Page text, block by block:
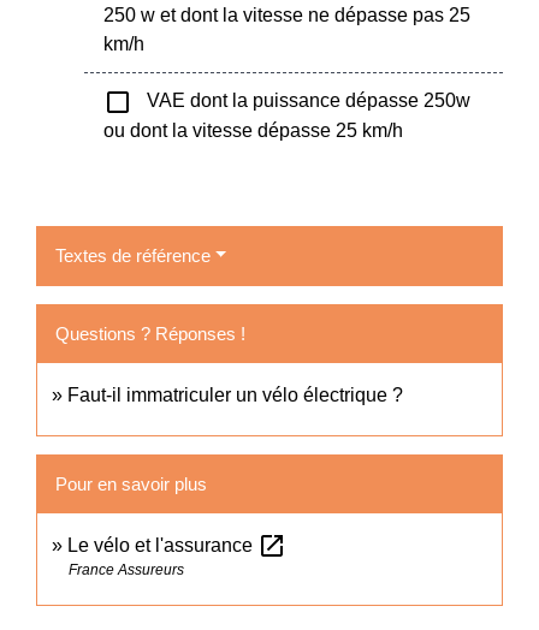
250 w et dont la vitesse ne dépasse pas 25
km/h
check_box_outline_blank
VAE dont la puissance dépasse 250w
ou dont la vitesse dépasse 25 km/h
Textes de référence
Questions ? Réponses !
Faut-il immatriculer un vélo électrique ?
Pour en savoir plus
Le vélo et l'assurance open_in_new
France Assureurs